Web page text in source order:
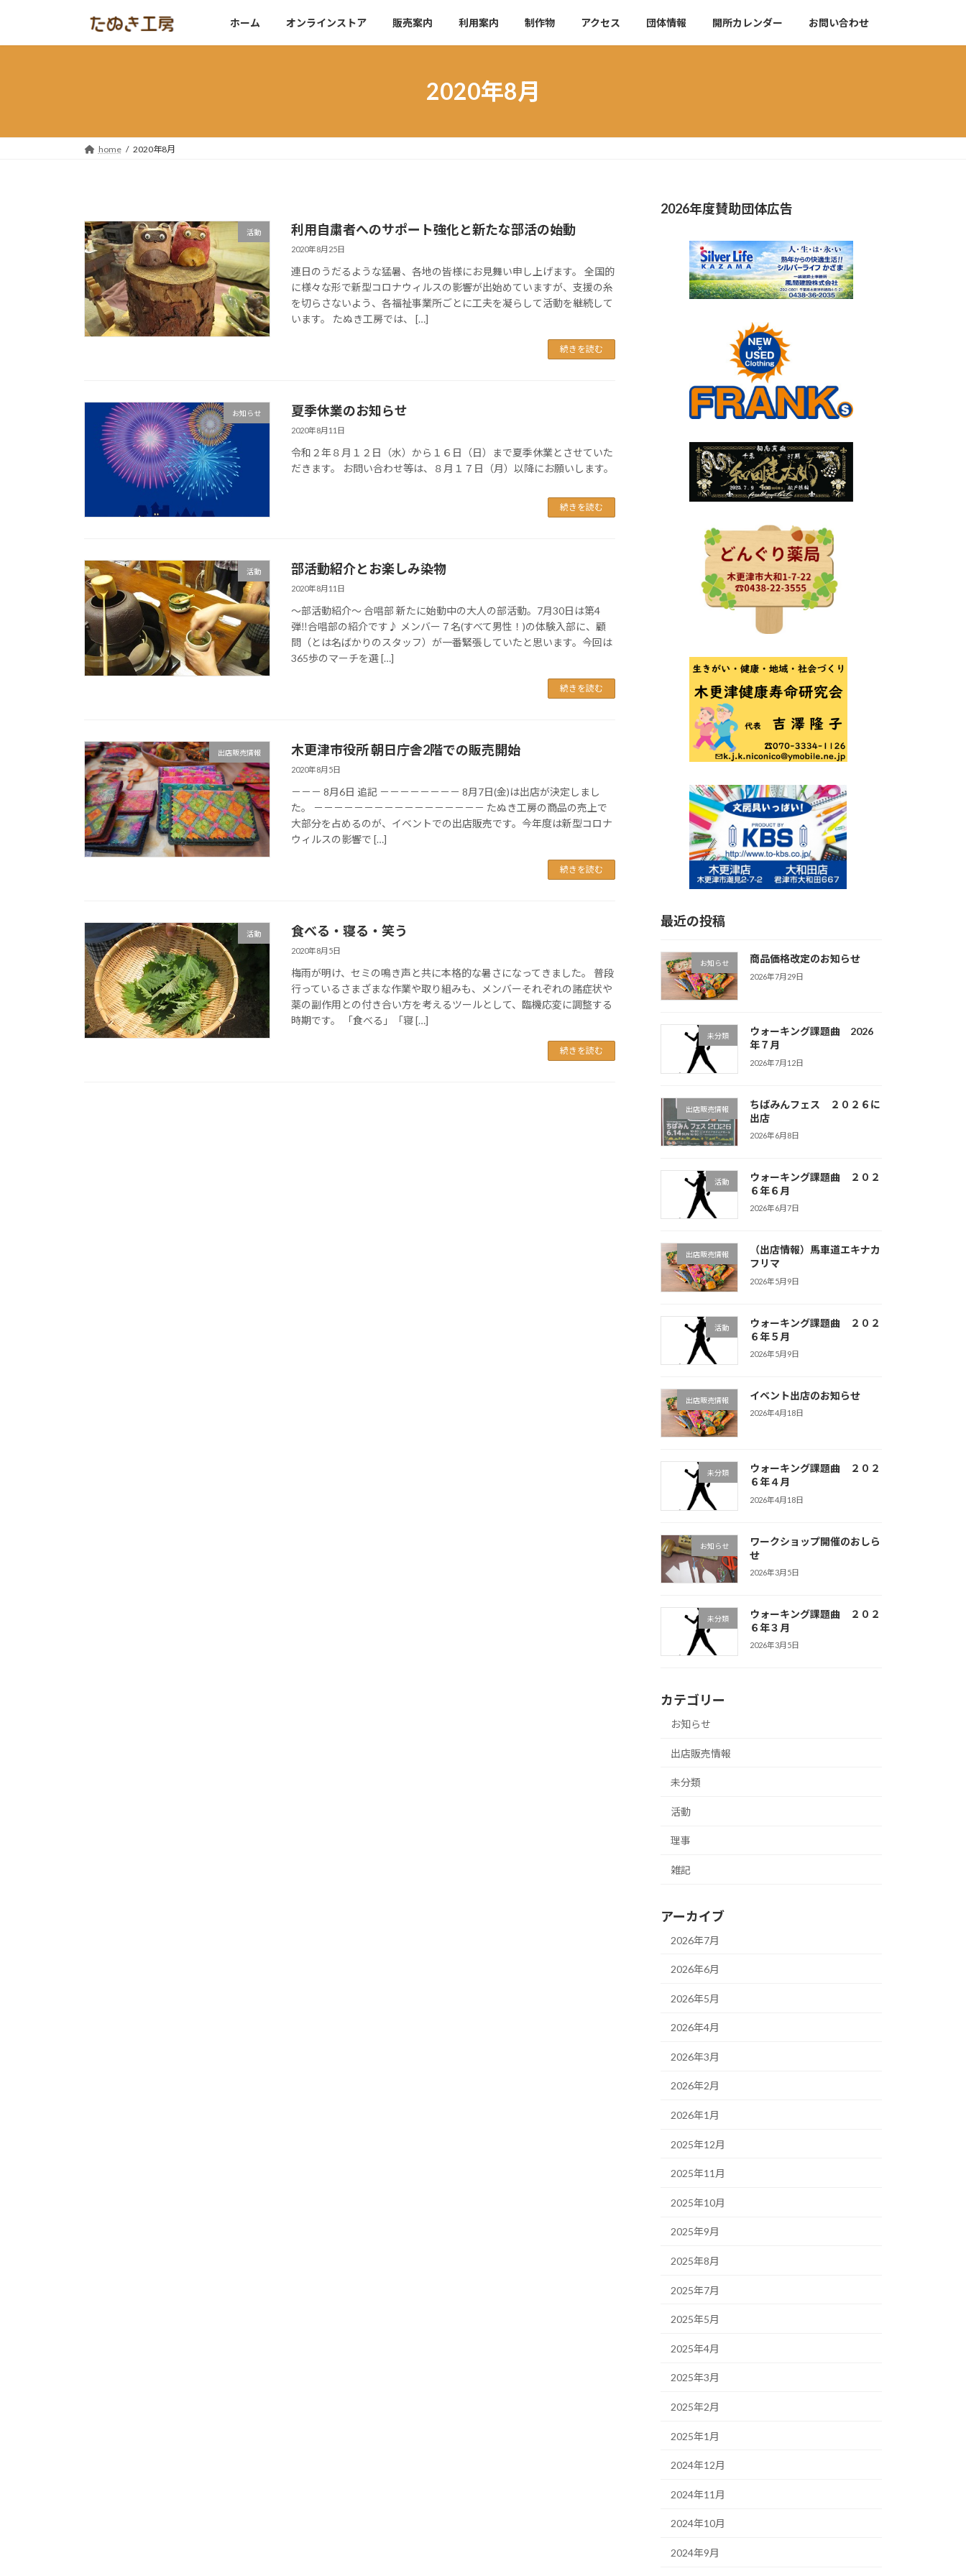
テ
ゲ
ホーム オンラインストア 販売案内 利用案内 制作物 アクセス 団体情報 開所カレンダー お問い合わせ
2020年8月
home 2020年8月
活動 利用自粛者へのサポート強化と新たな部活の始動
2020年8月25日
連日のうだるような猛暑、各地の皆様にお見舞い申し上げます。 全国的
に様々な形で新型コロナウィルスの影響が出始めていますが、支援の糸
を切らさないよう、各福祉事業所ごとに工夫を凝らして活動を継続して
います。 たぬき工房では、 […]
続きを読む
お知らせ 夏季休業のお知らせ
2020年8月11日
令和２年８月１２日（水）から１６日（日）まで夏季休業とさせていた
だきます。 お問い合わせ等は、８月１７日（月）以降にお願いします。
続きを読む
活動 部活動紹介とお楽しみ染物
2020年8月11日
～部活動紹介～ 合唱部 新たに始動中の大人の部活動。7月30日は第4
弾‼合唱部の紹介です♪ メンバー７名(すべて男性！)の体験入部に、顧
問（とは名ばかりのスタッフ）が一番緊張していたと思います。今回は
365歩のマーチを選 […]
続きを読む
出店販売情報 木更津市役所 朝日庁舎2階での販売開始
2020年8月5日
－－－ 8月6日 追記 －－－－－－－－ 8月7日(金)は出店が決定しまし
た。 －－－－－－－－－－－－－－－－－ たぬき工房の商品の売上で
大部分を占めるのが、イベントでの出店販売です。今年度は新型コロナ
ウィルスの影響で […]
続きを読む
活動 食べる・寝る・笑う
2020年8月5日
梅雨が明け、セミの鳴き声と共に本格的な暑さになってきました。 普段
行っているさまざまな作業や取り組みも、メンバーそれぞれの諸症状や
薬の副作用との付き合い方を考えるツールとして、臨機応変に調整する
時期です。 「食べる」「寝 […]
続きを読む
2026年度賛助団体広告
最近の投稿
お知らせ 商品価格改定のお知らせ
2026年7月29日
未分類
ウォーキング課題曲 2026
年７月
2026年7月12日
出店販売情報
ちばみんフェス ２０２６に
出店
2026年6月8日
活動
ウォーキング課題曲 ２０２
６年６月
2026年6月7日
出店販売情報
（出店情報）馬車道エキナカ
フリマ
2026年5月9日
活動
ウォーキング課題曲 ２０２
６年５月
2026年5月9日
出店販売情報 イベント出店のお知らせ
2026年4月18日
未分類
ウォーキング課題曲 ２０２
６年４月
2026年4月18日
お知らせ
ワークショップ開催のおしら
せ
2026年3月5日
未分類
ウォーキング課題曲 ２０２
６年３月
2026年3月5日
カテゴリー
お知らせ
出店販売情報
未分類
活動
理事
雑記
アーカイブ
2026年7月
2026年6月
2026年5月
2026年4月
2026年3月
2026年2月
2026年1月
2025年12月
2025年11月
2025年10月
2025年9月
2025年8月
2025年7月
2025年5月
2025年4月
2025年3月
2025年2月
2025年1月
2024年12月
2024年11月
2024年10月
2024年9月